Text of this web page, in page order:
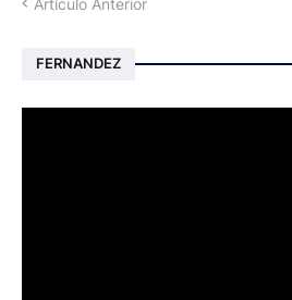
Artículo Anterior
FERNANDEZ